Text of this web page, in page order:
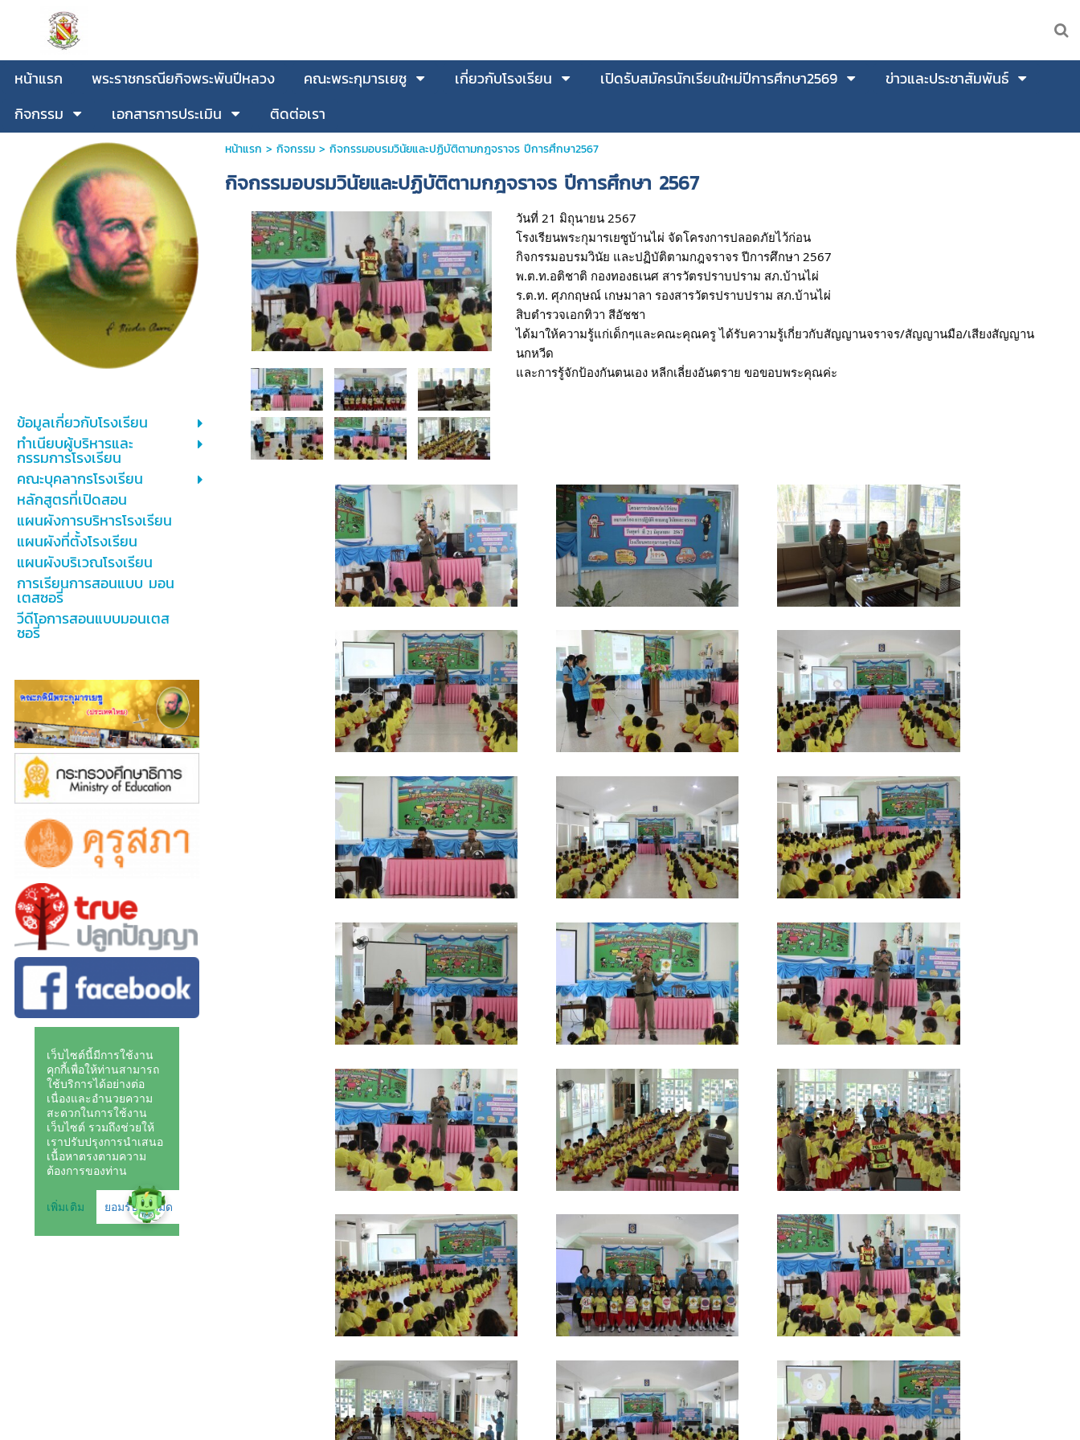
หน้าแรก พระราชกรณียกิจพระพันปีหลวง คณะพระกุมารเยซู เกี่ยวกับโรงเรียน เปิดรับสมัครนักเรียนใหม่ปีการศึกษา2569
ข่าวและประชาสัมพันธ์
กิจกรรม
เอกสารการประเมิน ติดต่อเรา
ข้อมูลเกี่ยวกับโรงเรียน
ทำเนียบผู้บริหารและ
กรรมการโรงเรียน
คณะบุคลากรโรงเรียน
หลักสูตรที่เปิดสอน
แผนผังการบริหารโรงเรียน
แผนผังที่ตั้งโรงเรียน
แผนผังบริเวณโรงเรียน
การเรียนการสอนแบบ มอน
เตสซอรี่
วีดีโอการสอนแบบมอนเตส
ซอรี่
หน้าแรก > กิจกรรม> กิจกรรมอบรมวินัยและปฏิบัติตามกฎจราจร ปีการศึกษา2567
กิจกรรมอบรมวินัยและปฏิบัติตามกฎจราจร ปีการศึกษา 2567
วันที่ 21 มิถุนายน 2567
โรงเรียนพระกุมารเยซูบ้านไผ่ จัดโครงการปลอดภัยไว้ก่อน
กิจกรรมอบรมวินัย และปฏิบัติตามกฎจราจร ปีการศึกษา 2567
พ.ต.ท.อติชาติ กองทองธเนศ สารวัตรปราบปราม สภ.บ้านไผ่
ร.ต.ท. ศุภกฤษณ์ เกษมาลา รองสารวัตรปราบปราม สภ.บ้านไผ่
สิบตำรวจเอกทิวา สีอัชชา
ได้มาให้ความรู้แก่เด็กๆและคณะคุณครู ได้รับความรู้เกี่ยวกับสัญญานจราจร/สัญญานมือ/เสียงสัญญาน
นกหวีด
และการรู้จักป้องกันตนเอง หลีกเลี่ยงอันตราย ขอขอบพระคุณค่ะ